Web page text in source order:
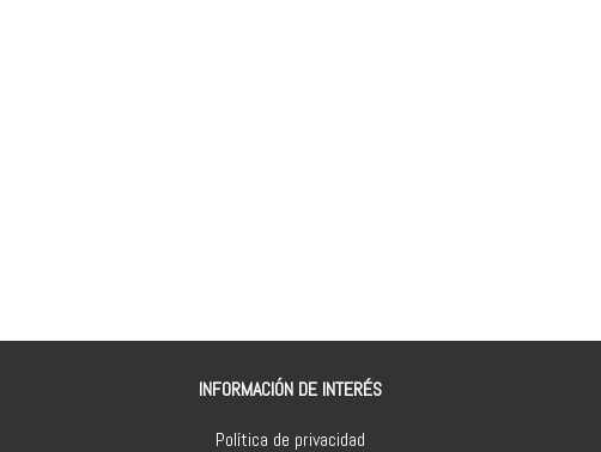
INFORMACIÓN DE INTERÉS
Política de privacidad